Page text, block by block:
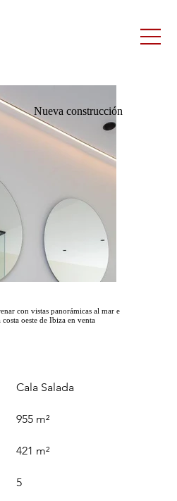
Nueva construcción
con vistas panorámicas al mar e
oeste de Ibiza en venta
Cala Salada
955 m²
421 m²
5